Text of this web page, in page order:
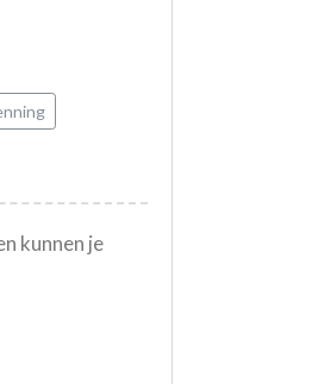
kunnen je